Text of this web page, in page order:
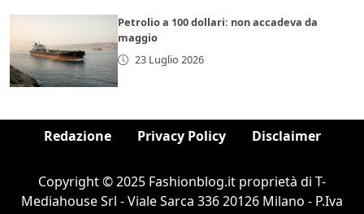
Petrolio a 100 dollari: non accadeva da
maggio
23 Luglio 2026
Redazione Privacy Policy Disclaimer
Copyright © 2025 Fashionblog.it proprietà di T-
Mediahouse Srl - Viale Sarca 336 20126 Milano - P.Iva